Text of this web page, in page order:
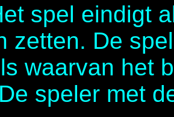
spel eindigt
zetten. De
waarvan het
speler met